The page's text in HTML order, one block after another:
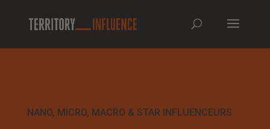
NANO, MICRO, MACRO & STAR INFLUENCEURS